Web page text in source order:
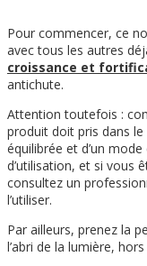
Pour commencer, ce
avec tous les autres
croissance et
antichute.
Attention toutefois :
produit doit pris dans le
équilibrée et d’un
d’utilisation, et si vous
consultez un
l’utiliser.
Par ailleurs, prenez la
l’abri de la lumière,